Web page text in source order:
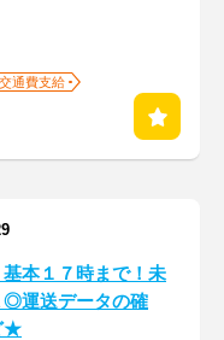
交通費支給
基本１７時まで！未
◎運送データの確
★